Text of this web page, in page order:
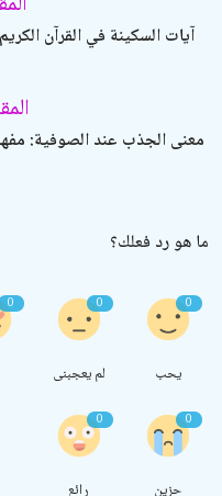
آيات السكينة في القرآن
معنى الجذب عند الصوفية:
ما هو رد فعلك؟
0
يحب
0
لم يعجبنى
0
0
حزين
0
رائع